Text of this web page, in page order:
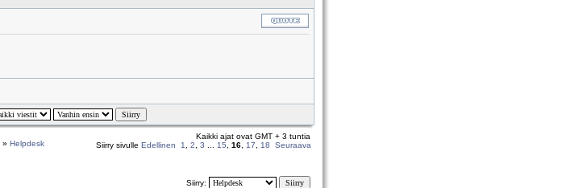
» Helpdesk
Kaikki ajat ovat GMT + 3 tuntia
Siirry sivulle Edellinen 1 2 3 15 16 17 18 Seuraava
Siirry: